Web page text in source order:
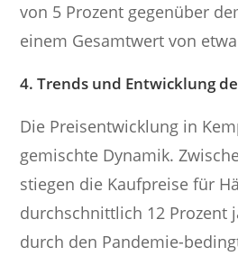
von 5 Prozent gegenüber
einem Gesamtwert von
4. Trends und Entwicklung
Die Preisentwicklung in
gemischte Dynamik.
stiegen die Kaufpreise für
durchschnittlich 12 Prozent
durch den Pandemie-